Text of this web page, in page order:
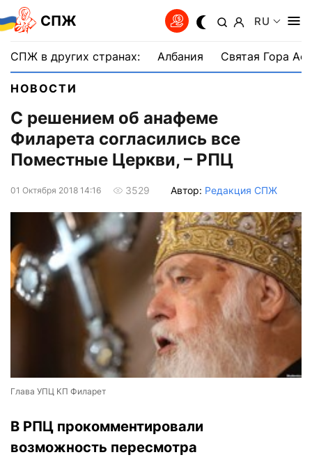
СПЖ RU
СПЖ в других странах: Албания Святая Гора
НОВОСТИ
С решением об анафеме
Филарета согласились все
Поместные Церкви, – РПЦ
01 Октября 2018 14:16 3529 Автор: Редакция СПЖ
Глава УПЦ КП Филарет
В РПЦ прокомментировали
возможность пересмотра